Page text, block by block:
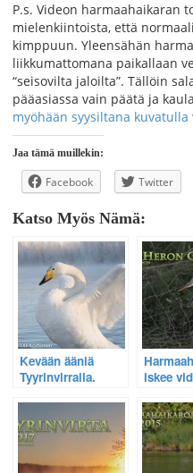
P.s. Videon harmaahaikaran
mielenkiintoista, että
kimppuun. Yleensähän
liikkumattomana paikallaan
“seisovilta jaloilta”. Tällöin
pääasiassa vain päätä ja
myöhään syysiltana kuvatulla
Jaa tämä muillekin:
Facebook Twitter
Katso Myös Nämä:
Kevään ääniä
Tyyrinvirralla.
iskee